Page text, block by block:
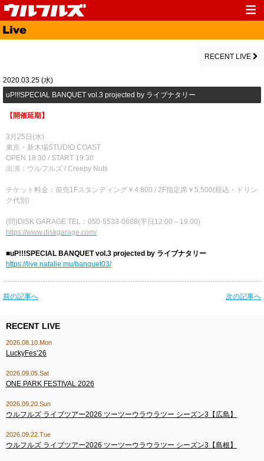
Top
Profile
Fanclub Goods
RECENT LIVE
2020.03.25 (水)
​uP!!!SPECIAL BANQUET vol.3 projected by ライブナタリー
【開催延期】
3月25日(水)
東京・新木場STUDIO COAST
OPEN 18:30 / START 19:30
出演：ウルフルズ / Creepy Nuts
チケット料金：前売1Fスタンディング￥4,800 / 2F指定席￥5,500(税込・ドリン
ク代別)
(問)DISK GARAGE TEL：050-5533-0888(平日12:00～19:00)
https://www.diskgarage.com/
■uP!!!SPECIAL BANQUET vol.3 projected by ライブナタリー
https://live.natalie.mu/banquet03/
前の記事へ 次の記事へ
RECENT LIVE
2026.08.10.Mon
LuckyFes’26
2026.09.05.Sat
ONE PARK FESTIVAL 2026
2026.09.20.Sun
ウルフルズ ライブツアー2026 ツーツーウラウラツー シーズン3【広島】
2026.09.22.Tue
ウルフルズ ライブツアー2026 ツーツーウラウラツー シーズン3【島根】